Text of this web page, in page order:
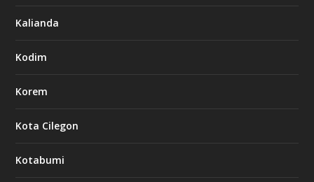
Kalianda
Kodim
Korem
Kota Cilegon
Kotabumi